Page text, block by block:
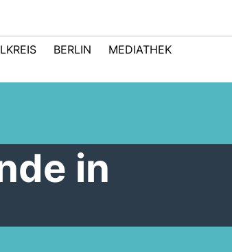
BERLIN MEDIATHEK
in